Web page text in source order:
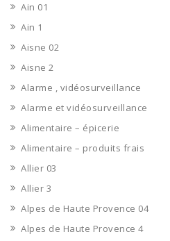
Ain 01
Ain 1
Aisne 02
Aisne 2
Alarme , vidéosurveillance
Alarme et vidéosurveillance
Alimentaire – épicerie
Alimentaire – produits frais
Allier 03
Allier 3
Alpes de Haute Provence 04
Alpes de Haute Provence 4